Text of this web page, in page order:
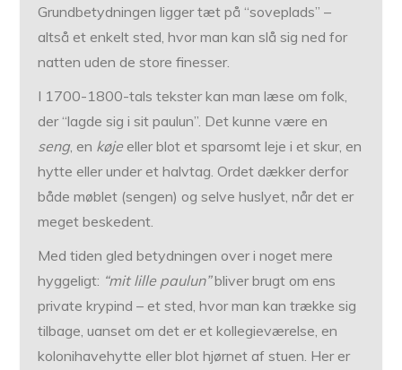
Grundbetydningen ligger tæt på “soveplads” –
altså et enkelt sted, hvor man kan slå sig ned for
natten uden de store finesser.
I 1700-1800-tals tekster kan man læse om folk,
der “lagde sig i sit paulun”. Det kunne være en
seng, en køjeeller blot et sparsomt leje i et skur, en
hytte eller under et halvtag. Ordet dækker derfor
både møblet (sengen) og selve huslyet, når det er
meget beskedent.
Med tiden gled betydningen over i noget mere
hyggeligt: “mit lille paulun”bliver brugt om ens
private krypind – et sted, hvor man kan trække sig
tilbage, uanset om det er et kollegieværelse, en
kolonihavehytte eller blot hjørnet af stuen. Her er